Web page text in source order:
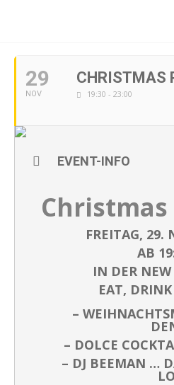
29
NOV
CHRISTMAS
19:30 - 23:00
EVENT-INFO
Christmas
FREITAG, 29.
AB
IN DER
EAT,
–
– DOLCE
– DJ BEEMAN …